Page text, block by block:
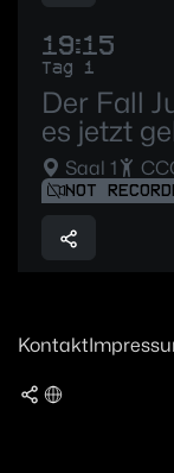
19:15
Tag 1
Der Fall
es jetzt
Saal 1
NOT
Kontakt